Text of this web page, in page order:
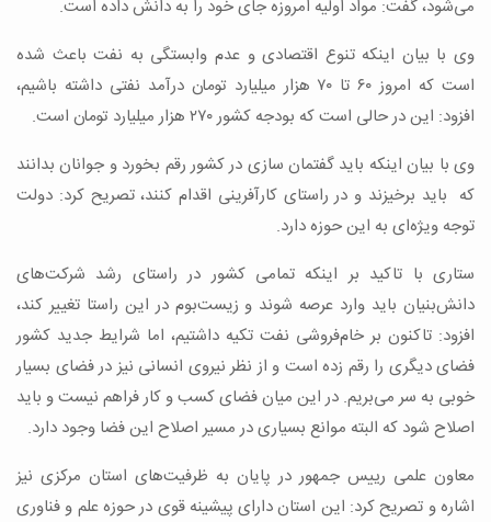
می‌شود، گفت: مواد اولیه امروزه جای خود را به دانش داده است.
وی با بیان اینکه تنوع اقتصادی و عدم وابستگی به نفت باعث شده
است که امروز ۶۰ تا ۷۰ هزار میلیارد تومان درآمد نفتی داشته باشیم،
افزود: این در حالی است که بودجه کشور ۲۷۰ هزار میلیارد تومان است.
وی با بیان اینکه باید گفتمان سازی در کشور رقم بخورد و جوانان بدانند
که باید برخیزند و در راستای کارآفرینی اقدام کنند، تصریح کرد: دولت
توجه ویژه‌ای به این حوزه دارد.
ستاری با تاکید بر اینکه تمامی کشور در راستای رشد شرکت‌های
دانش‌بنیان باید وارد عرصه شوند و زیست‌بوم در این راستا تغییر کند،
افزود: تاکنون بر خام‌فروشی نفت تکیه داشتیم، اما شرایط جدید کشور
فضای دیگری را رقم زده است و از نظر نیروی انسانی نیز در فضای بسیار
خوبی به سر می‌بریم. در این میان فضای کسب و کار فراهم نیست و باید
اصلاح شود که البته موانع بسیاری در مسیر اصلاح این فضا وجود دارد.
معاون علمی رییس جمهور در پایان به ظرفیت‌های استان مرکزی نیز
اشاره و تصریح کرد: این استان دارای پیشینه قوی در حوزه علم و فناوری